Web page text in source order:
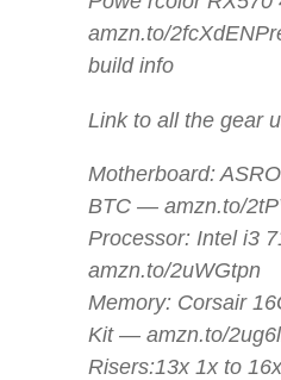
amzn.to/
build info
Link to all the gear
Motherboard:
BTC — amzn.to/
Processor: Intel i3
amzn.to/2uWGtpn
Memory: Corsair
Kit — amzn.to/
Risers:13x 1x to